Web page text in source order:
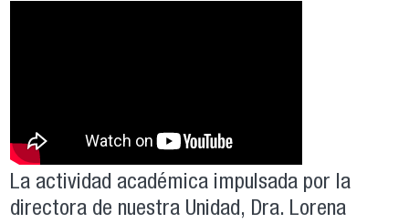
La actividad académica impulsada por la
directora de nuestra Unidad, Dra. Lorena